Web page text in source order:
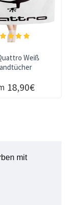
Weiß
18,90€
mit